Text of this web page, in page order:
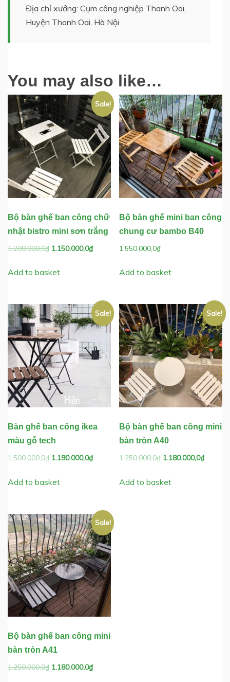
Địa chỉ xưởng: Cụm công nghiệp Thanh Oai,
Huyện Thanh Oai, Hà Nội
You may also like…
Sale!
Bộ bàn ghế ban công chữ
nhật bistro mini sơn trắng
1.200.000,0₫ Original
was:
1.150.000,0₫Current
Add to basket
Bộ bàn ghế mini ban công
chung cư bambo B40
1.550.000,0₫
Add to basket
Sale!
Bàn ghế ban công ikea
màu gỗ tech
1.500.000,0₫ Original
was:
1.190.000,0₫Current
Add to basket
Sale!
Bộ bàn ghế ban công mini
bàn tròn A40
1.250.000,0₫ Original
was:
1.180.000,0₫Current
Add to basket
Sale!
Bộ bàn ghế ban công mini
bàn tròn A41
1.250.000,0₫ Original
1.180.000,0₫Current